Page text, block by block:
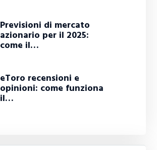
Previsioni di mercato
azionario per il 2025:
come il…
eToro recensioni e
opinioni: come funziona
il…